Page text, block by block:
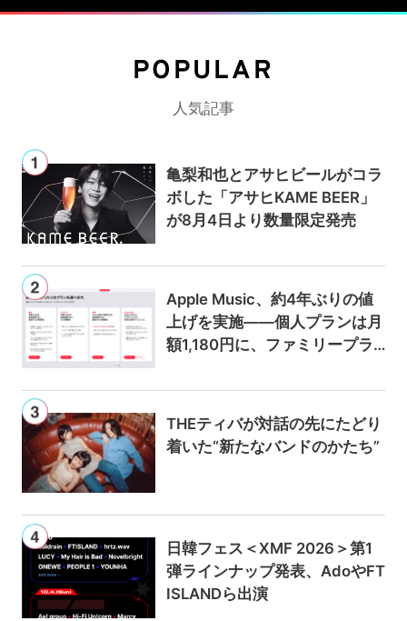
POPULAR
人気記事
亀梨和也とアサヒビールがコラ
ボした「アサヒKAME BEER」
が8月4日より数量限定発売
Apple Music、約4年ぶりの値
上げを実施——個人プランは月
額1,180円に、ファミリープラ
THEティバが対話の先にたどり
着いた“新たなバンドのかたち”
日韓フェス＜XMF 2026＞第1
弾ラインナップ発表、AdoやFT
ISLANDら出演